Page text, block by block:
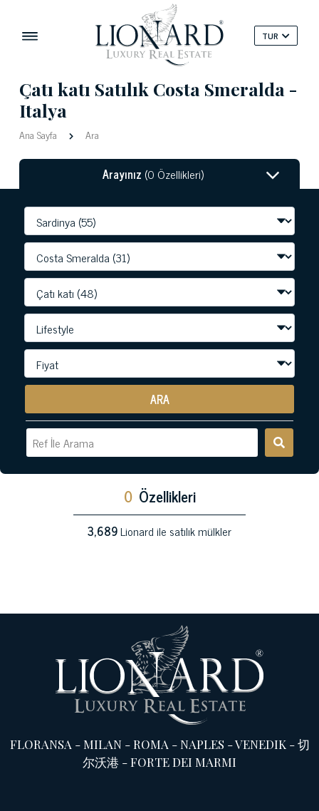
TUR
Çatı katı Satılık Costa Smeralda -
Italya
Ana Sayfa Ara
Arayınız (0 Özellikleri)
ARA
0 Özellikleri
3,689Lionard ile satılık mülkler
FLORANSA -MILAN-ROMA -NAPLES -VENEDIK-切
尔沃港 -FORTE DEI MARMI